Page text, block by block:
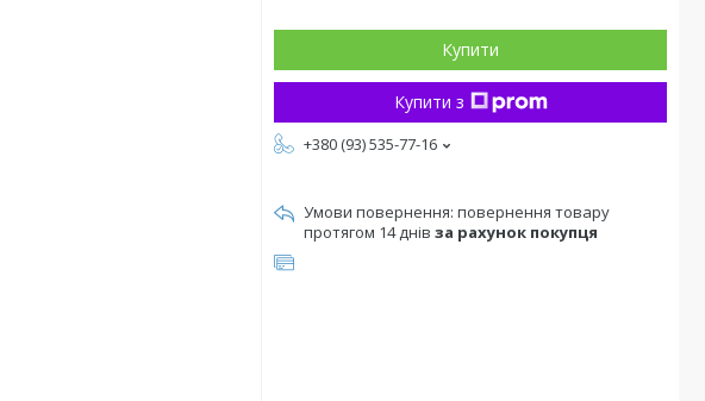
Купити
Купити з
+380 (93) 535-77-16
повернення товару
протягом 14 днів за рахунок покупця